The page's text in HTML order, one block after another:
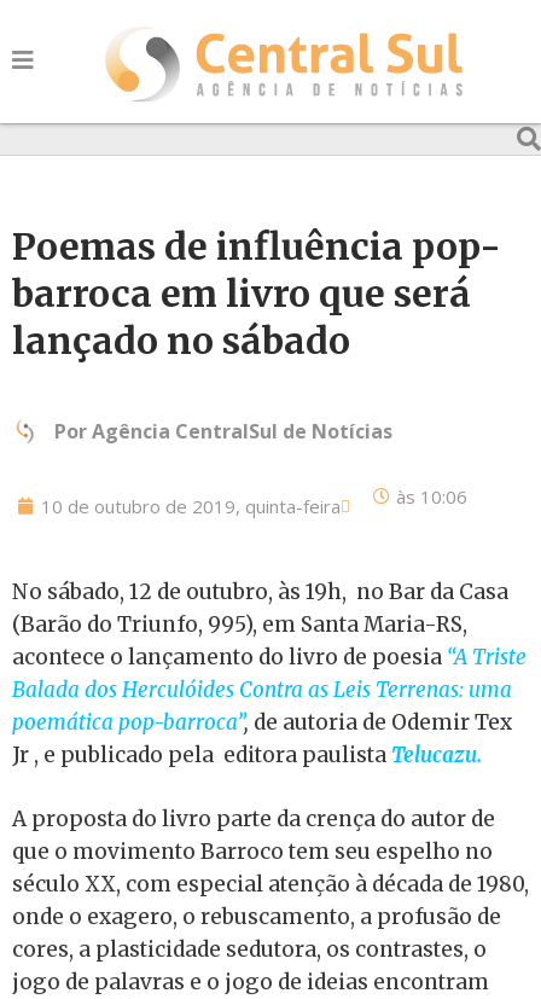
Poemas de influência pop-
barroca em livro que será
lançado no sábado
PorAgência CentralSul de Notícias
10 de outubro de 2019, quinta-feira às 10:06
No sábado, 12 de outubro, às 19h, no Bar da Casa
(Barão do Triunfo, 995), em Santa Maria-RS,
acontece o lançamento do livro de poesia “A Triste
Balada dos Herculóides Contra as Leis Terrenas: uma
poemática pop-barroca”, de autoria de Odemir Tex
Jr , e publicado pela editora paulista Telucazu.
A proposta do livro parte da crença do autor de
que o movimento Barroco tem seu espelho no
século XX, com especial atenção à década de 1980,
onde o exagero, o rebuscamento, a profusão de
cores, a plasticidade sedutora, os contrastes, o
jogo de palavras e o jogo de ideias encontram